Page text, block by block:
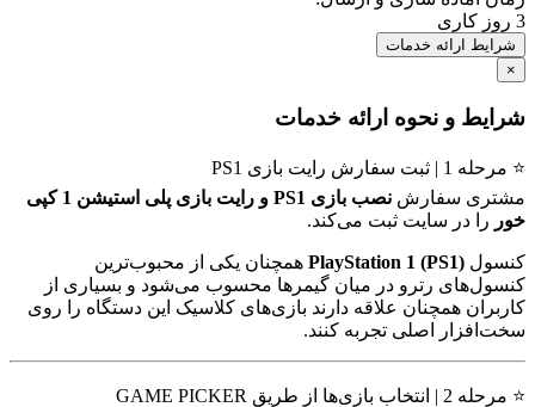
3 روز کاری
شرایط ارائه خدمات
×
شرایط و نحوه ارائه خدمات
⭐ مرحله 1 | ثبت سفارش رایت بازی PS1
مشتری سفارش
نصب بازی PS1 و رایت بازی پلی استیشن 1 کپی
خور را در سایت ثبت می‌کند.
کنسول PlayStation 1 (PS1) همچنان یکی از محبوب‌ترین
کنسول‌های رترو در میان گیمرها محسوب می‌شود و بسیاری از
کاربران همچنان علاقه دارند بازی‌های کلاسیک این دستگاه را روی
سخت‌افزار اصلی تجربه کنند.
⭐ مرحله 2 | انتخاب بازی‌ها از طریق GAME PICKER